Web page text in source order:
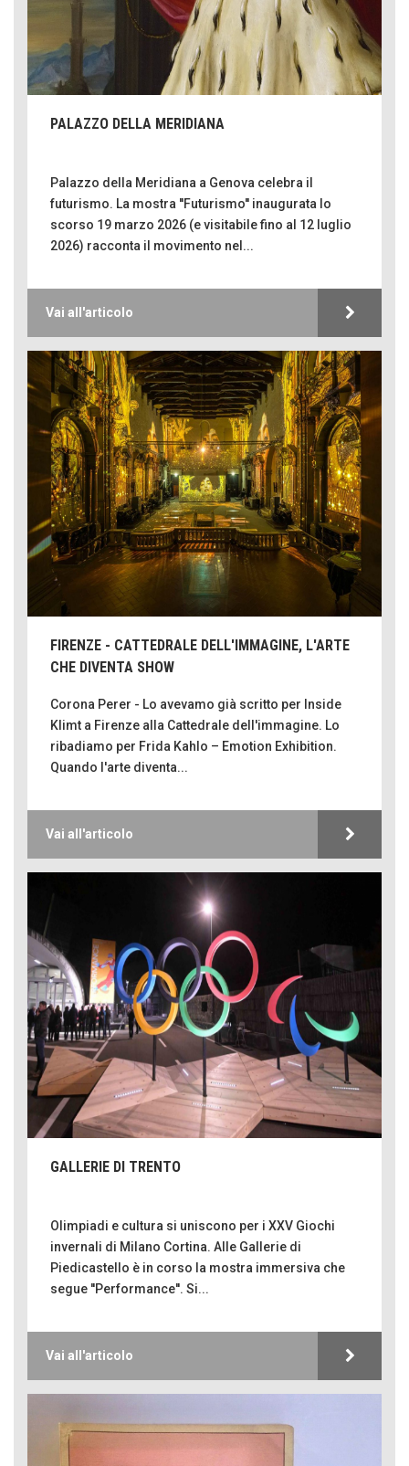
PALAZZO DELLA MERIDIANA
Palazzo della Meridiana a Genova celebra il
futurismo. La mostra ''Futurismo'' inaugurata lo
scorso 19 marzo 2026 (e visitabile fino al 12 luglio
2026) racconta il movimento nel...
Vai all'articolo
FIRENZE - CATTEDRALE DELL'IMMAGINE, L'ARTE
CHE DIVENTA SHOW
Corona Perer - Lo avevamo già scritto per Inside
Klimt a Firenze alla Cattedrale dell'immagine. Lo
ribadiamo per Frida Kahlo – Emotion Exhibition.
Quando l'arte diventa...
Vai all'articolo
GALLERIE DI TRENTO
Olimpiadi e cultura si uniscono per i XXV Giochi
invernali di Milano Cortina. Alle Gallerie di
Piedicastello è in corso la mostra immersiva che
segue ''Performance''. Si...
Vai all'articolo